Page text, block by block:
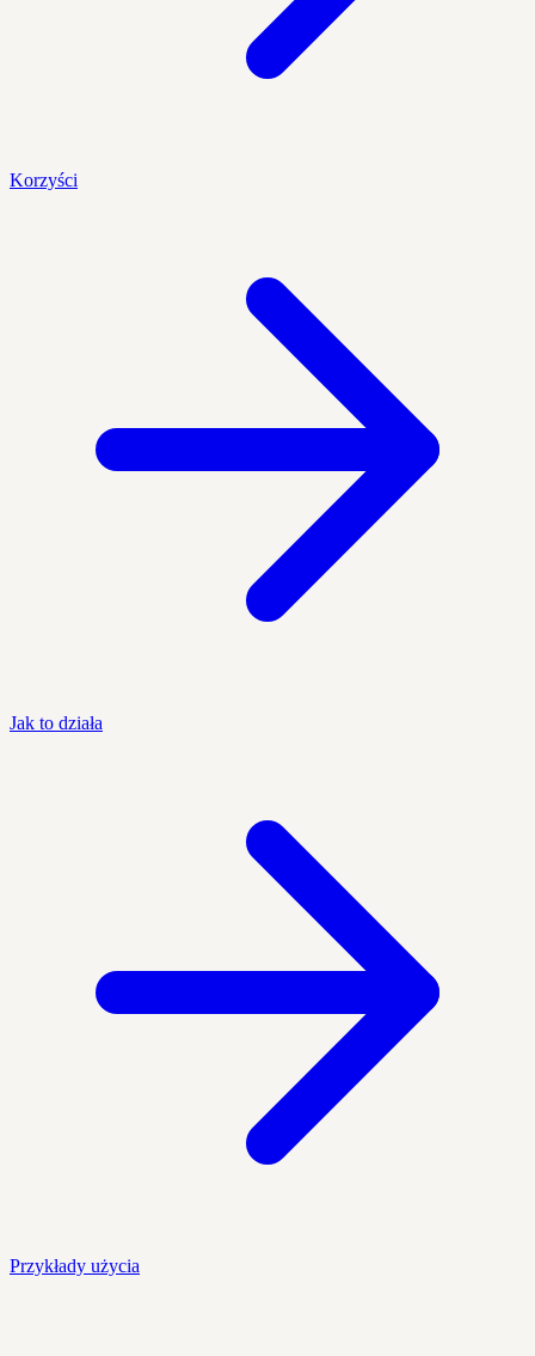
Korzyści
Jak to działa
Przykłady użycia